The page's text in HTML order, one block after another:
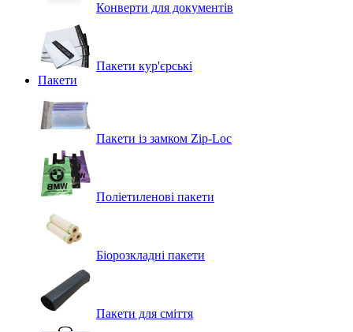
Конверти для документів
Пакети кур'єрські
Пакети
Пакети із замком Zip-Loc
Поліетиленові пакети
Біорозкладні пакети
Пакети для сміття